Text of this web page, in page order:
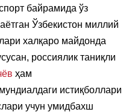
байрамида ўз
Ўзбекистон миллий
халқаро майдонда
россиялик таниқли
ҳам
истиқболлари
учун умидбахш